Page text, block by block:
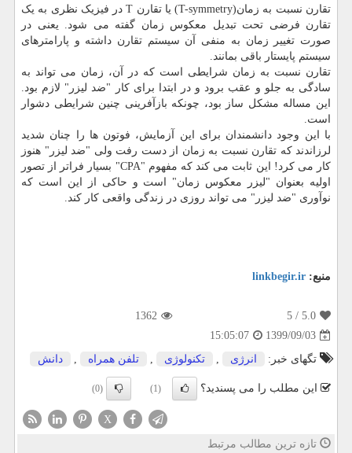
تقارن نسبت به زمان(T-symmetry) یا تقارن T در فیزیک نظری به یک
تقارن فرضی تحت تبدیل معکوس زمان گفته می شود. یعنی در
صورت تغییر زمان به منفی آن سیستم تقارن داشته و پارامترهای
سیستم پایستار باقی بمانند.
تقارن نسبت به زمان شرایطی است که در آن، زمان می تواند به
سادگی به جلو و عقب برود و در ابتدا برای کار "ضد لیزر" لازم بود.
این مساله مشکل ساز بود، چونکه بازآفرینی چنین شرایطی دشوار
است.
با این وجود دانشمندان برای این آزمایش، فوتون ها را چنان شدید
لرزاندند که تقارن نسبت به زمان از دست رفت ولی "ضد لیزر" هنوز
کار می کرد! این ثابت می کند که مفهوم "CPA" بسیار فراتر از تصور
اولیه بعنوان "لیزر معکوس زمان" است و حاکی از این است که
نوآوری "ضد لیزر" می تواند روزی در زندگی واقعی کار کند.
منبع: linkbegir.ir
5.0
/ 5
1362
1399/09/03
15:05:07
تگهای خبر:
انرژی , تكنولوژی , تلفن همراه , دانش
این مطلب را می پسندید؟ (1)
(0)
X
تازه ترین مطالب مرتبط